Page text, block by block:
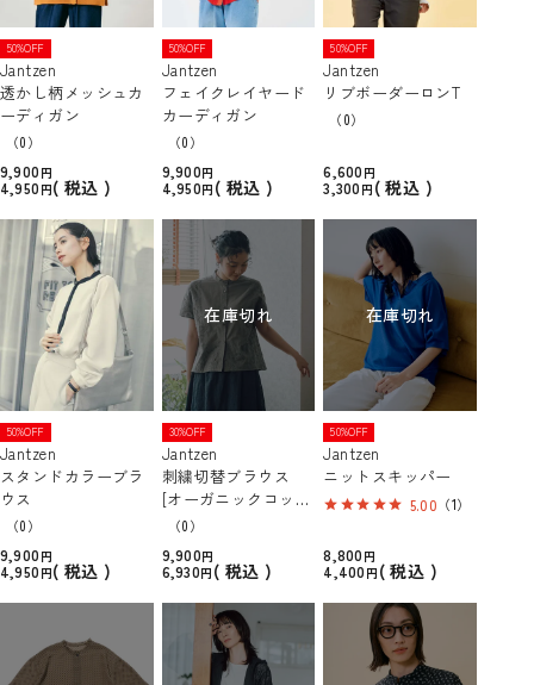
50%OFF
Jantzen
透かし柄メッシュカ
ーディガン
（0）
9,900
4,950
税込
50%OFF
Jantzen
フェイクレイヤード
カーディガン
（0）
9,900
4,950
税込
50%OFF
Jantzen
リブボーダーロンT
（0）
6,600
3,300
税込
50%OFF
Jantzen
スタンドカラーブラ
ウス
（0）
9,900
4,950
税込
在庫切れ
30%OFF
Jantzen
刺繍切替ブラウス
[オーガニックコット
ン]（0）
9,900
6,930
税込
在庫切れ
50%OFF
Jantzen
ニットスキッパー
5.00 （1）
8,800
4,400
税込